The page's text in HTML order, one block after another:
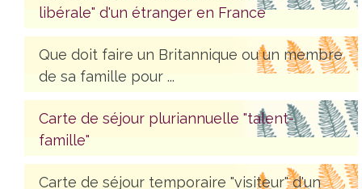
libérale" d'un étranger en France
Que doit faire un Britannique ou un membre
de sa famille pour ...
Carte de séjour pluriannuelle "talent-
famille"
Carte de séjour temporaire "visiteur" d'un